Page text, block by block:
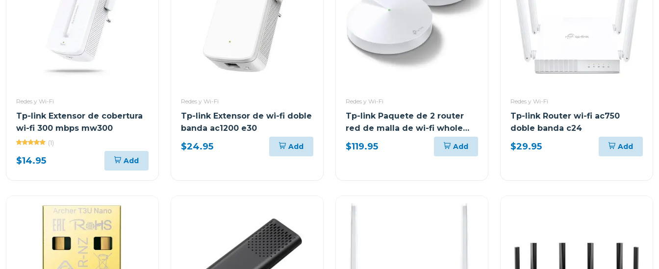
Redes y Wi-Fi
Tp-link Extensor de cobertura
wi-fi 300 mbps mw300
(1)
$14.95 Add
Redes y Wi-Fi
Tp-link Extensor de wi-fi doble
banda ac1200 e30
$24.95 Add
Redes y Wi-Fi
Tp-link Paquete de 2 router
red de malla de wi-fi whole
home mesh ac1300 deco m5
$119.95 Add
Redes y Wi-Fi
Tp-link Router wi-fi ac750
doble banda c24
$29.95 Add